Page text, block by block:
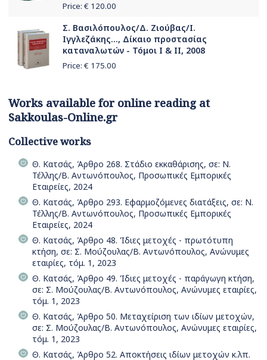
Price: € 120.00
Σ. Βασιλόπουλος/Δ. Ζιούβας/Ι.
Ιγγλεζάκης..., Δίκαιο προστασίας
καταναλωτών - Τόμοι Ι & ΙΙ, 2008
Price: € 175.00
Works available for online reading at
Sakkoulas-Online.gr
Collective works
Θ. Κατσάς, Άρθρο 268. Στάδιο εκκαθάρισης, σε: Ν.
Τέλλης/Β. Αντωνόπουλος, Προσωπικές Εμπορικές
Εταιρείες, 2024
Θ. Κατσάς, Άρθρο 293. Εφαρμοζόμενες διατάξεις, σε: Ν.
Τέλλης/Β. Αντωνόπουλος, Προσωπικές Εμπορικές
Εταιρείες, 2024
Θ. Κατσάς, Άρθρο 48. Ίδιες μετοχές - πρωτότυπη
κτήση, σε: Σ. Μούζουλας/Β. Αντωνόπουλος, Ανώνυμες
εταιρίες, τόμ. 1, 2023
Θ. Κατσάς, Άρθρο 49. Ίδιες μετοχές - παράγωγη κτήση,
σε: Σ. Μούζουλας/Β. Αντωνόπουλος, Ανώνυμες εταιρίες,
τόμ. 1, 2023
Θ. Κατσάς, Άρθρο 50. Μεταχείριση των ιδίων μετοχών,
σε: Σ. Μούζουλας/Β. Αντωνόπουλος, Ανώνυμες εταιρίες,
τόμ. 1, 2023
Θ. Κατσάς, Άρθρο 52. Αποκτήσεις ιδίων μετοχών κ.λπ.